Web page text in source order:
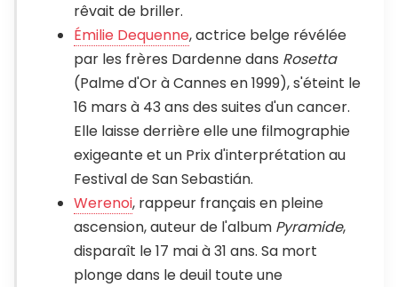
rêvait de briller.
Émilie Dequenne, actrice belge révélée
par les frères Dardenne dans Rosetta
(Palme d'Or à Cannes en 1999), s'éteint le
16 mars à 43 ans des suites d'un cancer.
Elle laisse derrière elle une filmographie
exigeante et un Prix d'interprétation au
Festival de San Sebastián.
Werenoi, rappeur français en pleine
ascension, auteur de l'album Pyramide,
disparaît le 17 mai à 31 ans. Sa mort
plonge dans le deuil toute une